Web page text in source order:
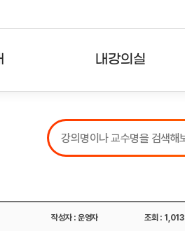
내강의실
강의리스트
수강확인증강의
작성자 : 운영자 조회 : 1,013